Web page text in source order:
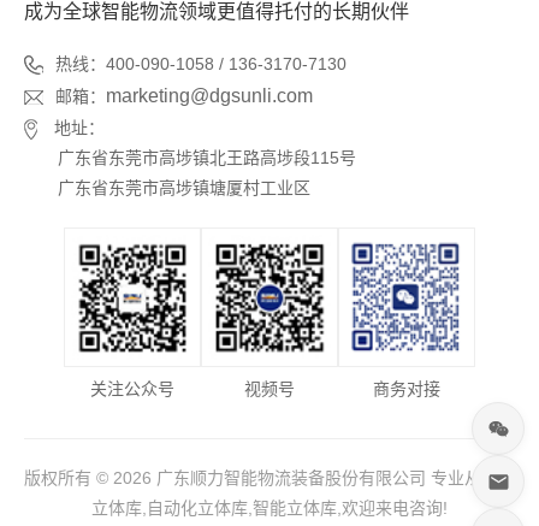
成为全球智能物流领域更值得托付的长期伙伴
热线：400-090-1058 / 136-3170-7130
邮箱： marketing@dgsunli.com
地址：
广东省东莞市高埗镇北王路高埗段115号
广东省东莞市高埗镇塘厦村工业区
关注公众号 视频号 商务对接
版权所有 © 2026 广东顺力智能物流装备股份有限公司 专业从事于
立体库,自动化立体库,智能立体库,欢迎来电咨询!